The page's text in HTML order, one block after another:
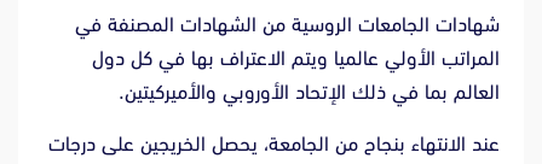
شهادات الجامعات الروسية من الشهادات المصنفة في
المراتب الأولي عالميا ويتم الاعتراف بها في كل دول
العالم بما في ذلك الإتحاد الأوروبي والأميركيتين.
عند الانتهاء بنجاح من الجامعة، يحصل الخريجين على درجات